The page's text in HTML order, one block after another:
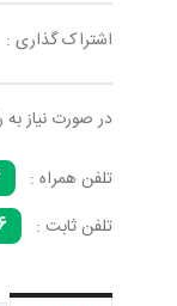
اشتراک گذاری :
در صورت نیاز به
تلفن همراه :
تلفن ثابت :